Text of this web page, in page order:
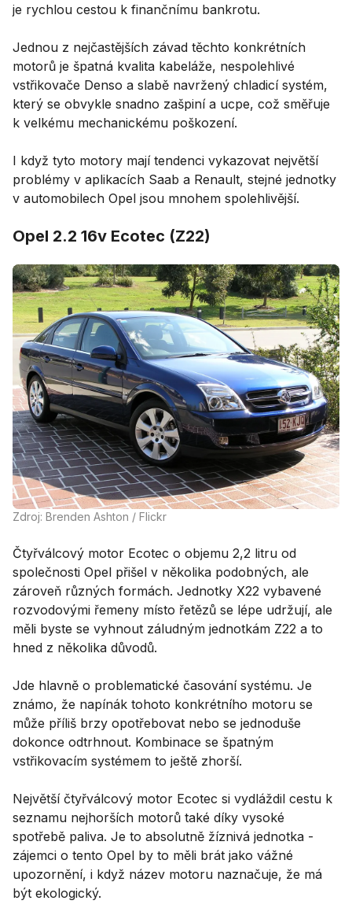
je rychlou cestou k finančnímu bankrotu.
Jednou z nejčastějších závad těchto konkrétních
motorů je špatná kvalita kabeláže, nespolehlivé
vstřikovače Denso a slabě navržený chladicí systém,
který se obvykle snadno zašpiní a ucpe, což směřuje
k velkému mechanickému poškození.
I když tyto motory mají tendenci vykazovat největší
problémy v aplikacích Saab a Renault, stejné jednotky
v automobilech Opel jsou mnohem spolehlivější.
Opel 2.2 16v Ecotec (Z22)
Zdroj: Brenden Ashton / Flickr
Čtyřválcový motor Ecotec o objemu 2,2 litru od
společnosti Opel přišel v několika podobných, ale
zároveň různých formách. Jednotky X22 vybavené
rozvodovými řemeny místo řetězů se lépe udržují, ale
měli byste se vyhnout záludným jednotkám Z22 a to
hned z několika důvodů.
Jde hlavně o problematické časování systému. Je
známo, že napínák tohoto konkrétního motoru se
může příliš brzy opotřebovat nebo se jednoduše
dokonce odtrhnout. Kombinace se špatným
vstřikovacím systémem to ještě zhorší.
Největší čtyřválcový motor Ecotec si vydláždil cestu k
seznamu nejhorších motorů také díky vysoké
spotřebě paliva. Je to absolutně žíznivá jednotka -
zájemci o tento Opel by to měli brát jako vážné
upozornění, i když název motoru naznačuje, že má
být ekologický.